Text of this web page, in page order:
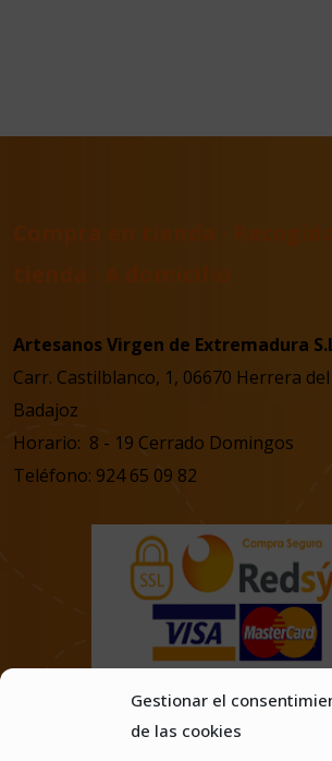
Gestionar el
de las cookies
Artesanos Virgen de Extremadura
Carr. Castilblanco, 1, 06670 Herrera
Badajoz
Horario: 8 - 19 Cerrado Domingos
Teléfono: 924 65 09 82